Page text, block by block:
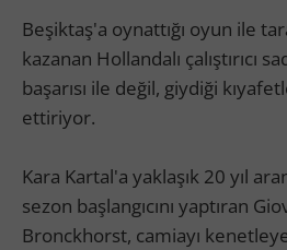
Beşiktaş'a oynattığı oyun ile
kazanan Hollandalı çalıştırıcı
başarısı ile değil, giydiği
ettiriyor.
Kara Kartal'a yaklaşık 20 yıl
sezon başlangıcını yaptıran
Bronckhorst, camiayı